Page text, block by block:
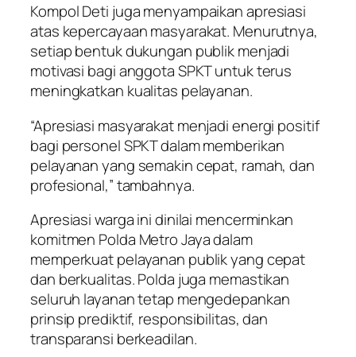
Kompol Deti juga menyampaikan apresiasi
atas kepercayaan masyarakat. Menurutnya,
setiap bentuk dukungan publik menjadi
motivasi bagi anggota SPKT untuk terus
meningkatkan kualitas pelayanan.
“Apresiasi masyarakat menjadi energi positif
bagi personel SPKT dalam memberikan
pelayanan yang semakin cepat, ramah, dan
profesional,” tambahnya.
Apresiasi warga ini dinilai mencerminkan
komitmen Polda Metro Jaya dalam
memperkuat pelayanan publik yang cepat
dan berkualitas. Polda juga memastikan
seluruh layanan tetap mengedepankan
prinsip prediktif, responsibilitas, dan
transparansi berkeadilan.